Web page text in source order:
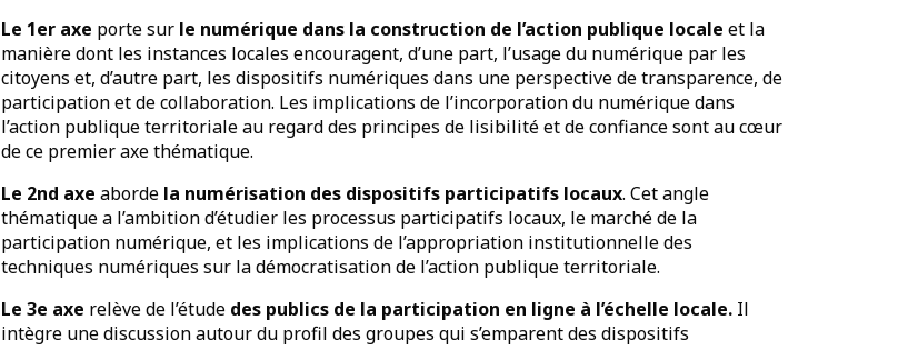
Le 1er axe porte sur le numérique dans la construction de l’action publique locale et la
manière dont les instances locales encouragent, d’une part, l’usage du numérique par les
citoyens et, d’autre part, les dispositifs numériques dans une perspective de transparence, de
participation et de collaboration. Les implications de l’incorporation du numérique dans
l’action publique territoriale au regard des principes de lisibilité et de confiance sont au cœur
de ce premier axe thématique.
Le 2nd axe aborde la numérisation des dispositifs participatifs locaux. Cet angle
thématique a l’ambition d’étudier les processus participatifs locaux, le marché de la
participation numérique, et les implications de l’appropriation institutionnelle des
techniques numériques sur la démocratisation de l’action publique territoriale.
Le 3e axe relève de l’étude des publics de la participation en ligne à l’échelle locale. Il
intègre une discussion autour du profil des groupes qui s’emparent des dispositifs